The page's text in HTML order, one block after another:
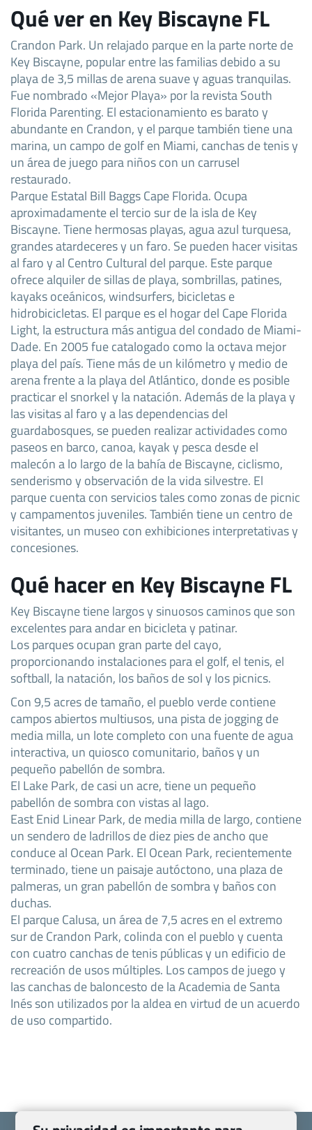
Qué ver en Key Biscayne FL
Crandon Park. Un relajado parque en la parte norte de
Key Biscayne, popular entre las familias debido a su
playa de 3,5 millas de arena suave y aguas tranquilas.
Fue nombrado «Mejor Playa» por la revista South
Florida Parenting. El estacionamiento es barato y
abundante en Crandon, y el parque también tiene una
marina, un campo de golf en Miami, canchas de tenis y
un área de juego para niños con un carrusel
restaurado.
Parque Estatal Bill Baggs Cape Florida. Ocupa
aproximadamente el tercio sur de la isla de Key
Biscayne. Tiene hermosas playas, agua azul turquesa,
grandes atardeceres y un faro. Se pueden hacer visitas
al faro y al Centro Cultural del parque. Este parque
ofrece alquiler de sillas de playa, sombrillas, patines,
kayaks oceánicos, windsurfers, bicicletas e
hidrobicicletas. El parque es el hogar del Cape Florida
Light, la estructura más antigua del condado de Miami-
Dade. En 2005 fue catalogado como la octava mejor
playa del país. Tiene más de un kilómetro y medio de
arena frente a la playa del Atlántico, donde es posible
practicar el snorkel y la natación. Además de la playa y
las visitas al faro y a las dependencias del
guardabosques, se pueden realizar actividades como
paseos en barco, canoa, kayak y pesca desde el
malecón a lo largo de la bahía de Biscayne, ciclismo,
senderismo y observación de la vida silvestre. El
parque cuenta con servicios tales como zonas de picnic
y campamentos juveniles. También tiene un centro de
visitantes, un museo con exhibiciones interpretativas y
concesiones.
Qué hacer en Key Biscayne FL
Key Biscayne tiene largos y sinuosos caminos que son
excelentes para andar en bicicleta y patinar.
Los parques ocupan gran parte del cayo,
proporcionando instalaciones para el golf, el tenis, el
softball, la natación, los baños de sol y los picnics.
Con 9,5 acres de tamaño, el pueblo verde contiene
campos abiertos multiusos, una pista de jogging de
media milla, un lote completo con una fuente de agua
interactiva, un quiosco comunitario, baños y un
pequeño pabellón de sombra.
El Lake Park, de casi un acre, tiene un pequeño
pabellón de sombra con vistas al lago.
East Enid Linear Park, de media milla de largo, contiene
un sendero de ladrillos de diez pies de ancho que
conduce al Ocean Park. El Ocean Park, recientemente
terminado, tiene un paisaje autóctono, una plaza de
palmeras, un gran pabellón de sombra y baños con
duchas.
El parque Calusa, un área de 7,5 acres en el extremo
sur de Crandon Park, colinda con el pueblo y cuenta
con cuatro canchas de tenis públicas y un edificio de
recreación de usos múltiples. Los campos de juego y
las canchas de baloncesto de la Academia de Santa
Inés son utilizados por la aldea en virtud de un acuerdo
de uso compartido.